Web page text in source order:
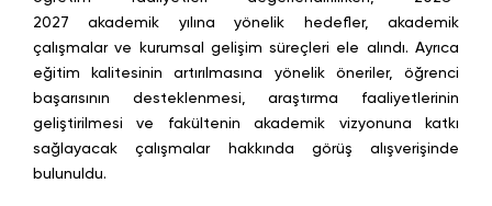
2027 akademik yılına yönelik hedefler, akademik
çalışmalar ve kurumsal gelişim süreçleri ele alındı. Ayrıca
eğitim kalitesinin artırılmasına yönelik öneriler, öğrenci
başarısının desteklenmesi, araştırma faaliyetlerinin
geliştirilmesi ve fakültenin akademik vizyonuna katkı
sağlayacak çalışmalar hakkında görüş alışverişinde
bulunuldu.